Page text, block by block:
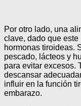
Por otro lado, una
clave, dado que
hormonas tiroideas.
pescado, lácteos y
para evitar excesos.
descansar
influir en la función
embarazo.